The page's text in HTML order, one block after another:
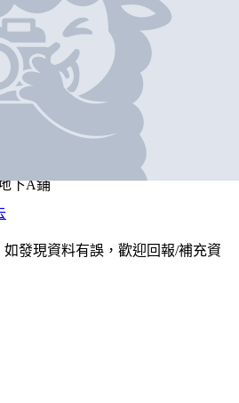
下A鋪
發現資料有誤，歡迎回報/補充資